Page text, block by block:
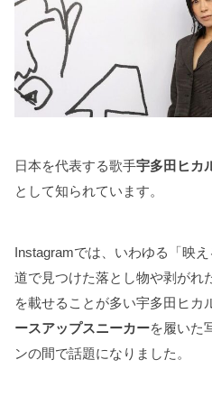
日本を代表する歌手宇多田ヒカ
として知られています。
Instagramでは、いわゆる「映
道で見つけた落とし物や剥がれ
を載せることが多い宇多田ヒカ
ースアップスニーカーを履いた
ンの間で話題になりました。